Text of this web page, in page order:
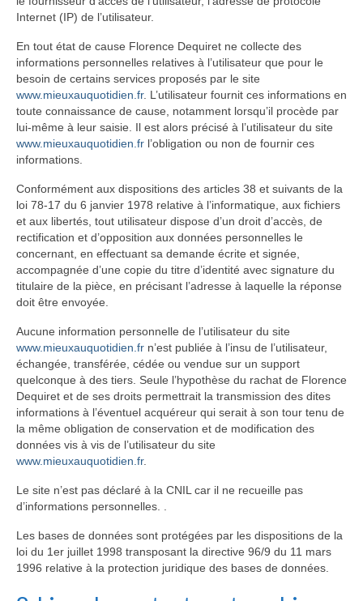
Internet (IP) de l’utilisateur.
En tout état de cause Florence Dequiret ne collecte des
informations personnelles relatives à l’utilisateur que pour le
besoin de certains services proposés par le site
www.mieuxauquotidien.fr. L’utilisateur fournit ces informations en
toute connaissance de cause, notamment lorsqu’il procède par
lui-même à leur saisie. Il est alors précisé à l’utilisateur du site
www.mieuxauquotidien.fr l’obligation ou non de fournir ces
informations.
Conformément aux dispositions des articles 38 et suivants de la
loi 78-17 du 6 janvier 1978 relative à l’informatique, aux fichiers
et aux libertés, tout utilisateur dispose d’un droit d’accès, de
rectification et d’opposition aux données personnelles le
concernant, en effectuant sa demande écrite et signée,
accompagnée d’une copie du titre d’identité avec signature du
titulaire de la pièce, en précisant l’adresse à laquelle la réponse
doit être envoyée.
Aucune information personnelle de l’utilisateur du site
www.mieuxauquotidien.fr n’est publiée à l’insu de l’utilisateur,
échangée, transférée, cédée ou vendue sur un support
quelconque à des tiers. Seule l’hypothèse du rachat de Florence
Dequiret et de ses droits permettrait la transmission des dites
informations à l’éventuel acquéreur qui serait à son tour tenu de
la même obligation de conservation et de modification des
données vis à vis de l’utilisateur du site
www.mieuxauquotidien.fr.
Le site n’est pas déclaré à la CNIL car il ne recueille pas
d’informations personnelles. .
Les bases de données sont protégées par les dispositions de la
loi du 1er juillet 1998 transposant la directive 96/9 du 11 mars
1996 relative à la protection juridique des bases de données.